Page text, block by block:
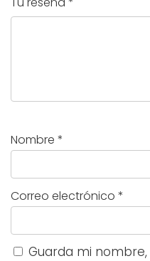
Nombre *
Correo electrónico *
Guarda mi